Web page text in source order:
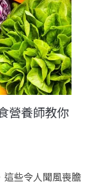
營養師教你
這些令人聞風喪膽